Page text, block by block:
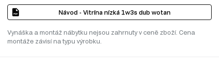
Návod - Vitrína nízká 1w3s dub wotan
Vynáška a montáž nábytku nejsou zahrnuty v ceně zboží. Cena
montáže závisí na typu výrobku.